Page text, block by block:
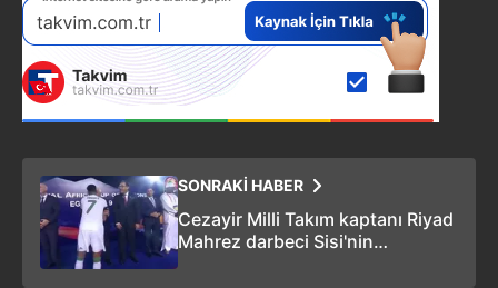
SONRAKİ HABER
Cezayir Milli Takım kaptanı Riyad
Mahrez darbeci Sisi'nin